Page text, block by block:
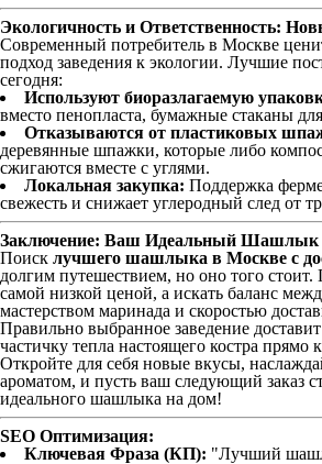
Экологичность и Ответственность:
Современный потребитель в Москве
подход заведения к экологии. Лучшие
сегодня:
Используют биоразлагаемую
вместо пенопласта, бумажные стаканы
Отказываются от пластиковых
деревянные шпажки, которые либо
сжигаются вместе с углями.
Локальная закупка: Поддержка
свежесть и снижает углеродный след от
Заключение: Ваш Идеальный
Поиск лучшего шашлыка в Москве с
долгим путешествием, но оно того стоит.
самой низкой ценой, а искать баланс
мастерством маринада и скоростью
Правильно выбранное заведение
частичку тепла настоящего костра прямо
Откройте для себя новые вкусы,
ароматом, и пусть ваш следующий заказ
идеального шашлыка на дом!
SEO Оптимизация:
Ключевая Фраза (КП): "Лучший